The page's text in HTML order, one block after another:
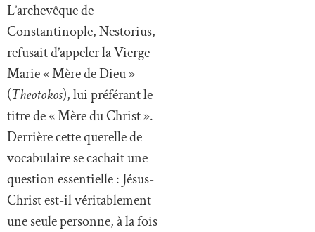
L’archevêque de
Constantinople, Nestorius,
refusait d’appeler la Vierge
Marie « Mère de Dieu »
(Theotokos), lui préférant le
titre de « Mère du Christ ».
Derrière cette querelle de
vocabulaire se cachait une
question essentielle : Jésus-
Christ est-il véritablement
une seule personne, à la fois